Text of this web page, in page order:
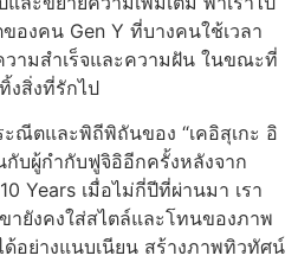
องคน Gen Y ที่บางคนใช้เวลา
ามสำเร็จและความฝัน ในขณะที่
งสิ่งที่รักไป
ณีตและพิถีพิถันของ “เคอิสุเกะ อิ
กับผู้กำกับฟูจิอิอีกครั้งหลังจาก
Years เมื่อไม่กี่ปีที่ผ่านมา เรา
ายังคงใส่สไตล์และโทนของภาพ
ด้อย่างแนบเนียน สร้างภาพทิวทัศน์